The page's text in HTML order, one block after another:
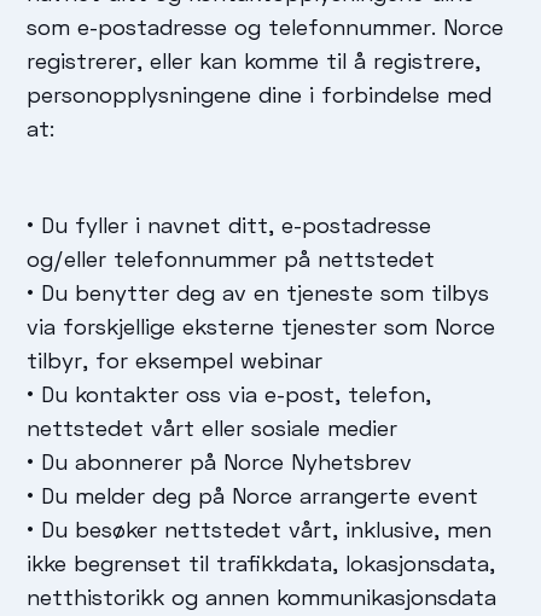
som e-postadresse og telefonnummer. Norce
registrerer, eller kan komme til å registrere,
personopplysningene dine i forbindelse med
at:
• Du fyller i navnet ditt, e-postadresse
og/eller telefonnummer på nettstedet
• Du benytter deg av en tjeneste som tilbys
via forskjellige eksterne tjenester som Norce
tilbyr, for eksempel webinar
• Du kontakter oss via e-post, telefon,
nettstedet vårt eller sosiale medier
• Du abonnerer på Norce Nyhetsbrev
• Du melder deg på Norce arrangerte event
• Du besøker nettstedet vårt, inklusive, men
ikke begrenset til trafikkdata, lokasjonsdata,
netthistorikk og annen kommunikasjonsdata